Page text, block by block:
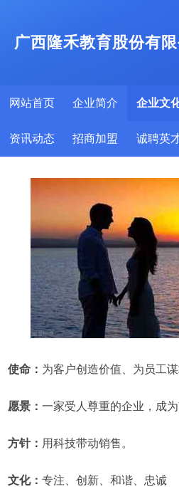
广西隆禾教育股份有限
网站首页 企业简介 企业文
资讯动态 招商加盟 诚聘英
使命： 为客户创造价值、为员工谋
愿景：一家受人尊重的企业，成为
方针： 用科技带动销售。
文化：专注、创新、和谐、忠诚